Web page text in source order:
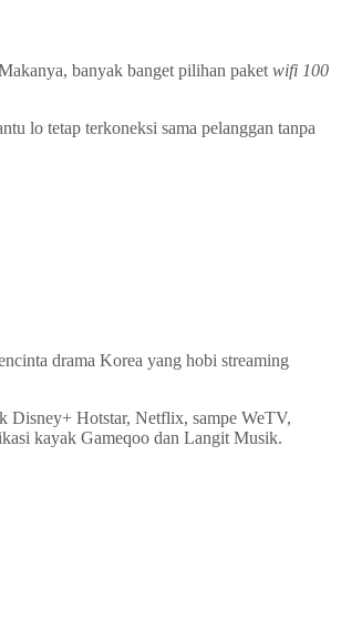
banyak banget pilihan paket wifi 100
lo tetap terkoneksi sama pelanggan tanpa
drama Korea yang hobi streaming
Disney+ Hotstar, Netflix, sampe WeTV,
kayak Gameqoo dan Langit Musik.